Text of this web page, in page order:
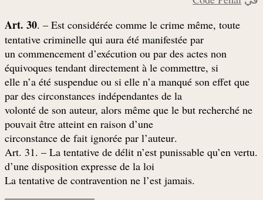
Art. 30. – Est considérée comme le crime même, toute
tentative criminelle qui aura été manifestée par
un commencement d’exécution ou par des actes non
équivoques tendant directement à le commettre, si
elle n’a été suspendue ou si elle n’a manqué son effet que
par des circonstances indépendantes de la
volonté de son auteur, alors même que le but recherché ne
pouvait être atteint en raison d’une
.circonstance de fait ignorée par l’auteur
.Art. 31. – La tentative de délit n’est punissable qu’en vertu
d’une disposition expresse de la loi
.La tentative de contravention ne l’est jamais